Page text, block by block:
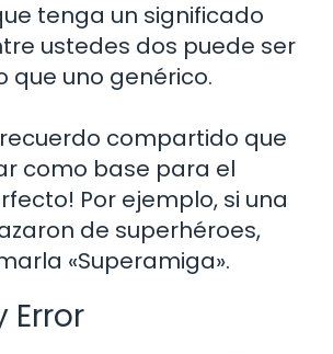
tenga un significado
ustedes dos puede ser
que uno genérico.
compartido que
como base para el
Por ejemplo, si una
de superhéroes,
«Superamiga».
Error